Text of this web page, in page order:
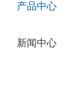
产品中心
新闻中心